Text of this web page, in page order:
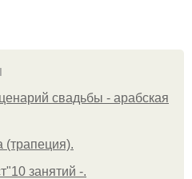
свадьбы - арабская
(трапеция).
занятий -.